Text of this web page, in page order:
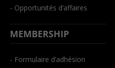
- Opportunités d’affaires
MEMBERSHIP
- Formulaire d’adhésion